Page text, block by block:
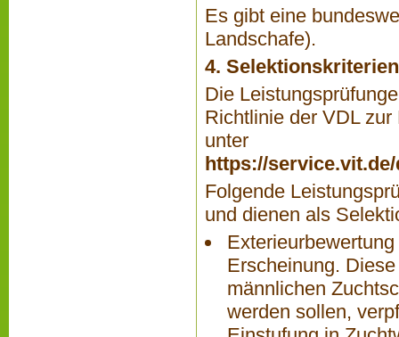
Es gibt eine
Landschafe).
4.
Die
Richtlinie der VDL
unter
https://
Folgende
und dienen als
Erscheinung.
männlichen
werden sollen,